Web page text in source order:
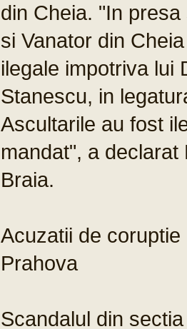
din Cheia. "In
si Vanator din
ilegale impotriva lui
Stanescu, in
Ascultarile au fost
mandat", a
Braia.
Acuzatii de
Prahova
Scandalul din